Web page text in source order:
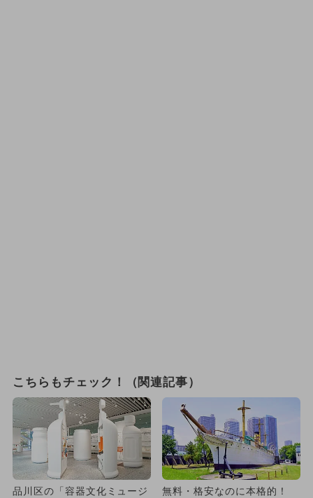
こちらもチェック！（関連記事）
品川区の「容器文化ミュージ
無料・格安なのに本格的！